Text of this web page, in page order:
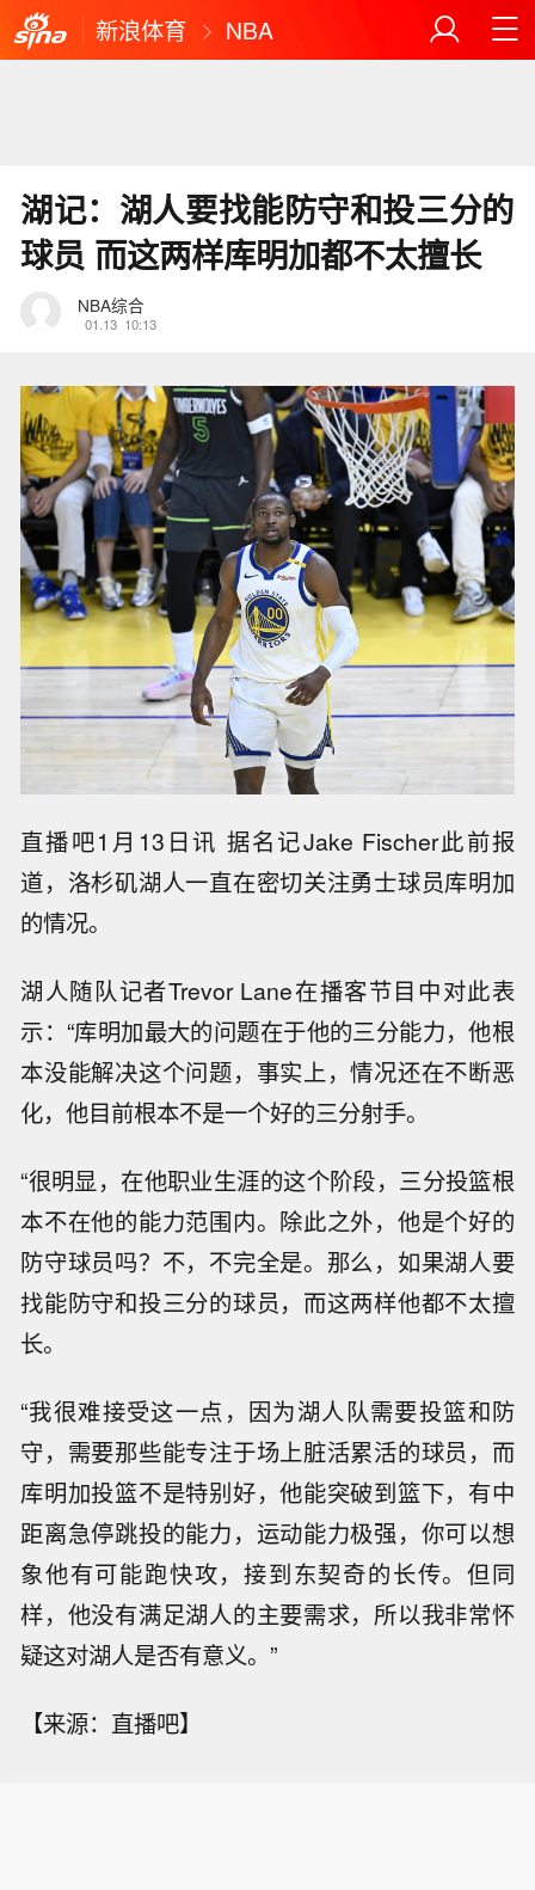
新浪体育 NBA
湖记：湖人要找能防守和投三分的
球员 而这两样库明加都不太擅长
NBA综合
01.13 10:13
直播吧1月13日讯 据名记Jake Fischer此前报
道，洛杉矶湖人一直在密切关注勇士球员库明加
的情况。
湖人随队记者Trevor Lane在播客节目中对此表
示：“库明加最大的问题在于他的三分能力，他根
本没能解决这个问题，事实上，情况还在不断恶
化，他目前根本不是一个好的三分射手。
“很明显，在他职业生涯的这个阶段，三分投篮根
本不在他的能力范围内。除此之外，他是个好的
防守球员吗？不，不完全是。那么，如果湖人要
找能防守和投三分的球员，而这两样他都不太擅
长。
“我很难接受这一点，因为湖人队需要投篮和防
守，需要那些能专注于场上脏活累活的球员，而
库明加投篮不是特别好，他能突破到篮下，有中
距离急停跳投的能力，运动能力极强，你可以想
象他有可能跑快攻，接到东契奇的长传。但同
样，他没有满足湖人的主要需求，所以我非常怀
疑这对湖人是否有意义。”
【来源：直播吧】